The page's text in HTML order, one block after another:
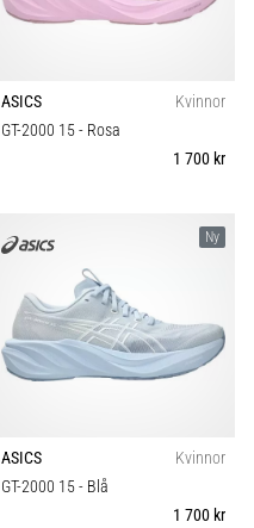
ASICS
Kvinnor
GT-2000 15- Rosa
1 700 kr
Ny
ASICS
Kvinnor
GT-2000 15- Blå
1 700 kr